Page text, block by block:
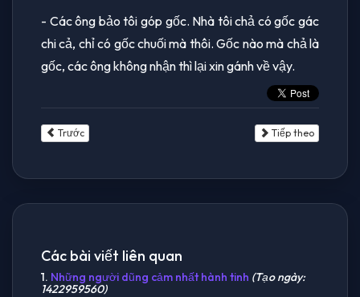
- Các ông bảo tôi góp gốc. Nhà tôi chả có gốc gác
chi cả, chỉ có gốc chuối mà thôi. Gốc nào mà chả là
gốc, các ông không nhận thì lại xin gánh về vậy.
Trước Tiếp theo
Các bài viết liên quan
1. Những người dũng cảm nhất hành tinh (Tạo ngày:
1422959560)